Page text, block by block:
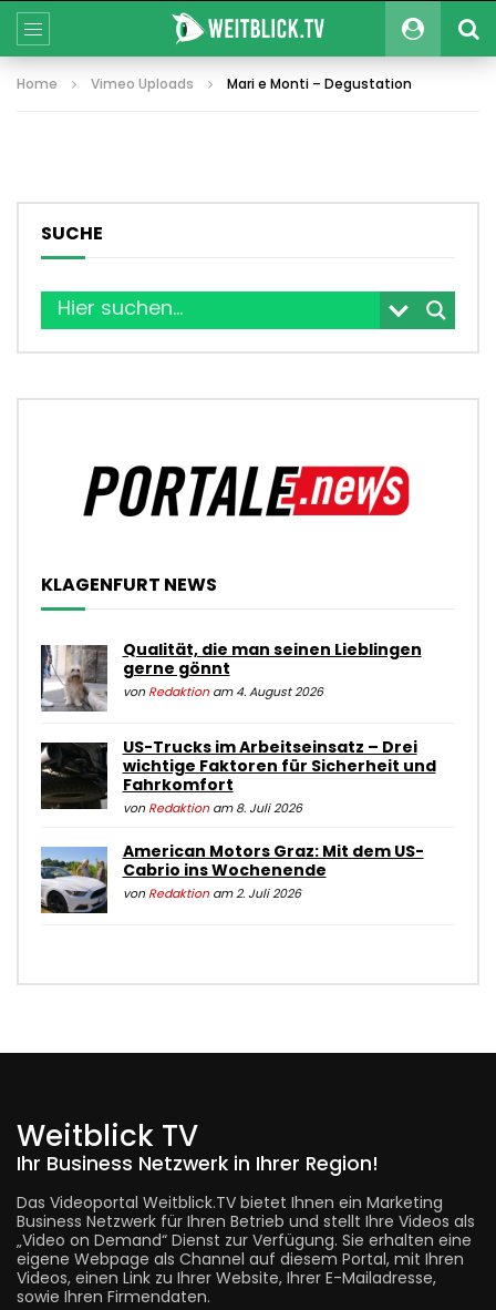
Home Vimeo Uploads Mari e Monti – Degustation
SUCHE
KLAGENFURT NEWS
Qualität, die man seinen Lieblingen
gerne gönnt
von Redaktionam 4. August 2026
US-Trucks im Arbeitseinsatz – Drei
wichtige Faktoren für Sicherheit und
Fahrkomfort
von Redaktionam 8. Juli 2026
American Motors Graz: Mit dem US-
Cabrio ins Wochenende
von Redaktionam 2. Juli 2026
Weitblick TV
Ihr Business Netzwerk in Ihrer Region!
Das Videoportal Weitblick.TV bietet Ihnen ein Marketing
Business Netzwerk für Ihren Betrieb und stellt Ihre Videos als
„Video on Demand“ Dienst zur Verfügung. Sie erhalten eine
eigene Webpage als Channel auf diesem Portal, mit Ihren
Videos, einen Link zu Ihrer Website, Ihrer E-Mailadresse,
sowie Ihren Firmendaten.